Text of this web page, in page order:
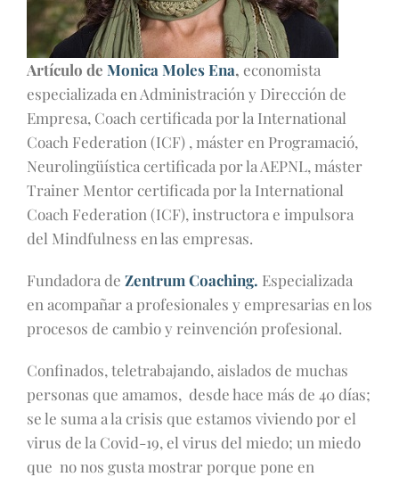
Artículo de Monica Moles Ena, economista
especializada en Administración y Dirección de
Empresa, Coach certificada por la International
Coach Federation (ICF) , máster en Programació,
Neurolingüística certificada por la AEPNL, máster
Trainer Mentor certificada por la International
Coach Federation (ICF), instructora e impulsora
del Mindfulness en las empresas.
Fundadora de Zentrum Coaching. Especializada
en acompañar a profesionales y empresarias en los
procesos de cambio y reinvención profesional.
Confinados, teletrabajando, aislados de muchas
personas que amamos, desde hace más de 40 días;
se le suma a la crisis que estamos viviendo por el
virus de la Covid-19, el virus del miedo; un miedo
que no nos gusta mostrar porque pone en